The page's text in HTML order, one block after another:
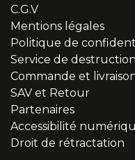
C.G.V
Mentions légales
Politique de
Service de
Commande et
SAV et Retour
Partenaires
Accessibilité
Droit de rétractation